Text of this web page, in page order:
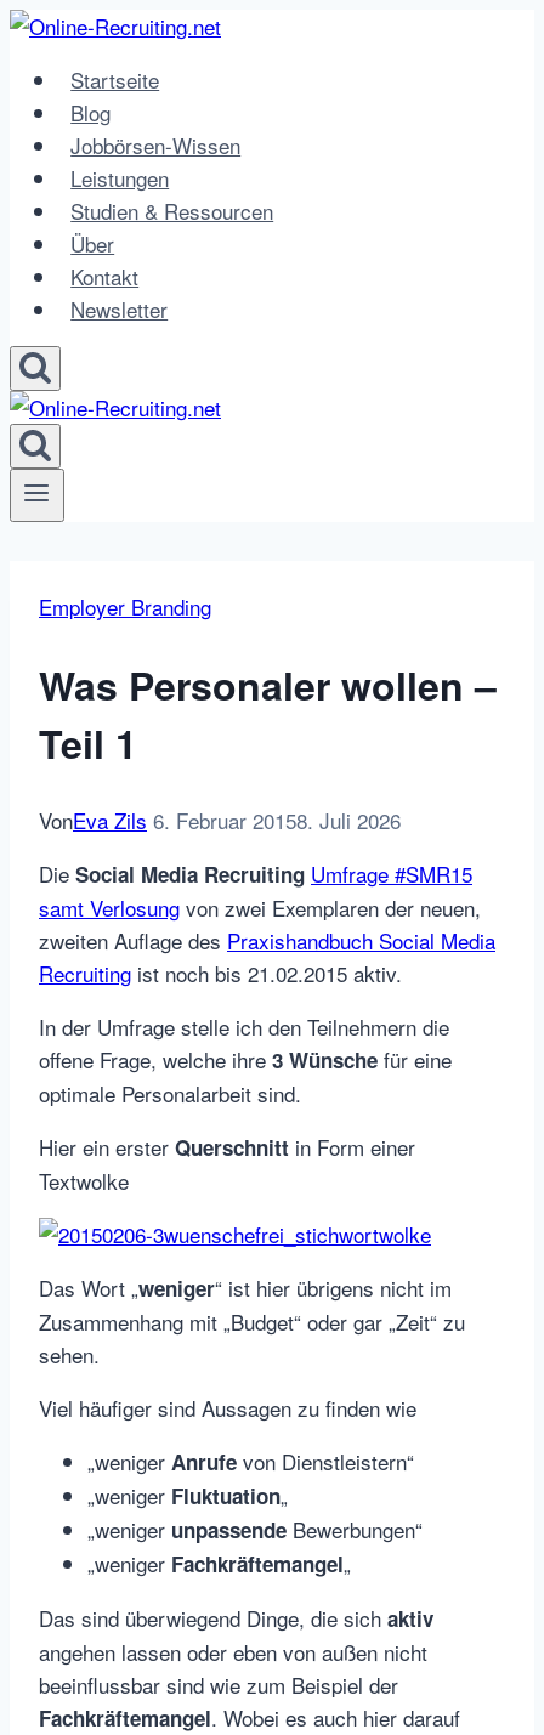
Zum
springenStartseite
Blog
Jobbörsen-Wissen
Leistungen
Studien & Ressourcen
Über
Kontakt
Newsletter
Employer Branding
Was Personaler wollen –
Teil 1
VonEva Zils 6. Februar 20158. Juli 2026
Die Social Media Recruiting Umfrage #SMR15
samt Verlosung von zwei Exemplaren der neuen,
zweiten Auflage des Praxishandbuch Social Media
Recruiting ist noch bis 21.02.2015 aktiv.
In der Umfrage stelle ich den Teilnehmern die
offene Frage, welche ihre 3 Wünsche für eine
optimale Personalarbeit sind.
Hier ein erster Querschnitt in Form einer
Textwolke
Das Wort „weniger“ ist hier übrigens nicht im
Zusammenhang mit „Budget“ oder gar „Zeit“ zu
sehen.
Viel häufiger sind Aussagen zu finden wie
„weniger Anrufe von Dienstleistern“
„weniger Fluktuation„
„weniger unpassende Bewerbungen“
„weniger Fachkräftemangel„
Das sind überwiegend Dinge, die sich aktiv
angehen lassen oder eben von außen nicht
beeinflussbar sind wie zum Beispiel der
Fachkräftemangel. Wobei es auch hier darauf